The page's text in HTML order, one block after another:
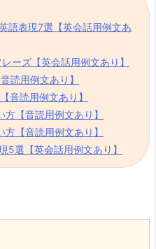
語表現7選【英会話用例文あ
ーズ【英会話用例文あり】
読用例文あり】
音読用例文あり】
【音読用例文あり】
【音読用例文あり】
5選【英会話用例文あり】